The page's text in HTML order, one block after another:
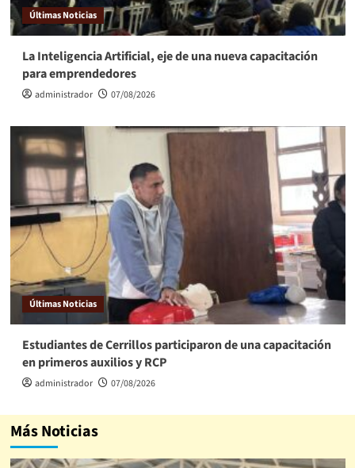
Últimas Noticias
La Inteligencia Artificial, eje de una nueva capacitación
para emprendedores
administrador 07/08/2026
Últimas Noticias
Estudiantes de Cerrillos participaron de una capacitación
en primeros auxilios y RCP
administrador 07/08/2026
Más Noticias